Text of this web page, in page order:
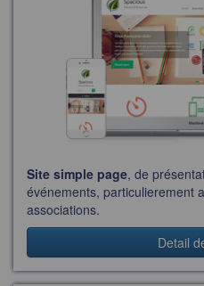
Site simple page, de
événements, particulierement
associations.
Detail